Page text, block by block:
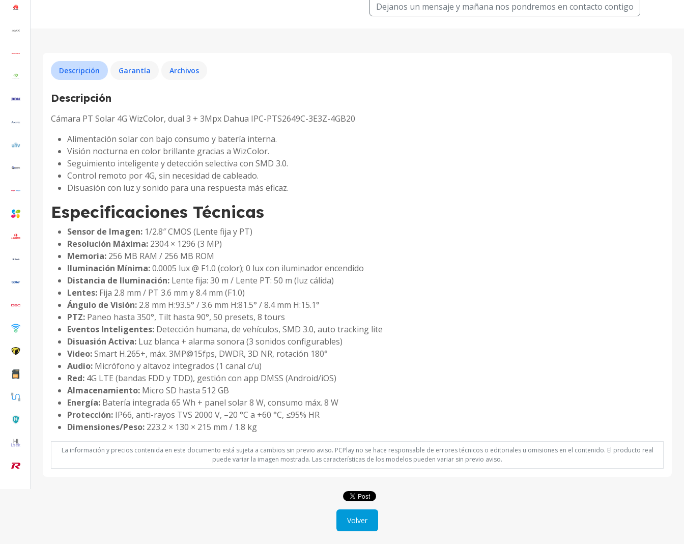
Dejanos un mensaje y mañana nos pondremos en contacto contigo
Descripción Garantía Archivos
Descripción
Cámara PT Solar 4G WizColor, dual 3 + 3Mpx Dahua IPC-PTS2649C-3E3Z-4GB20
Alimentación solar con bajo consumo y batería interna.
Visión nocturna en color brillante gracias a WizColor.
Seguimiento inteligente y detección selectiva con SMD 3.0.
Control remoto por 4G, sin necesidad de cableado.
Disuasión con luz y sonido para una respuesta más eficaz.
Especificaciones Técnicas
Sensor de Imagen: 1/2.8″ CMOS (Lente fija y PT)
Resolución Máxima: 2304 × 1296 (3 MP)
Memoria: 256 MB RAM / 256 MB ROM
Iluminación Mínima:0.0005 lux @ F1.0 (color); 0 lux con iluminador encendido
Distancia de Iluminación: Lente fija: 30 m / Lente PT: 50 m (luz cálida)
Lentes: Fija 2.8 mm / PT 3.6 mm y 8.4 mm (F1.0)
Ángulo de Visión: 2.8 mm H:93.5° / 3.6 mm H:81.5° / 8.4 mm H:15.1°
PTZ: Paneo hasta 350°, Tilt hasta 90°, 50 presets, 8 tours
Eventos Inteligentes: Detección humana, de vehículos, SMD 3.0, auto tracking lite
Disuasión Activa: Luz blanca + alarma sonora (3 sonidos configurables)
Video:Smart H.265+, máx. 3MP@15fps, DWDR, 3D NR, rotación 180°
Audio: Micrófono y altavoz integrados (1 canal c/u)
Red: 4G LTE (bandas FDD y TDD), gestión con app DMSS (Android/iOS)
Almacenamiento: Micro SD hasta 512 GB
Energía: Batería integrada 65 Wh + panel solar 8 W, consumo máx. 8 W
Protección: IP66, anti-rayos TVS 2000 V, –20 °C a +60 °C, ≤95% HR
Dimensiones/Peso: 223.2 × 130 × 215 mm / 1.8 kg
La información y precios contenida en este documento está sujeta a cambios sin previo aviso. PCPlay no se hace responsable de errores técnicos o editoriales u omisiones en el contenido. El producto real
puede variar la imagen mostrada. Las características de los modelos pueden variar sin previo aviso.
Volver